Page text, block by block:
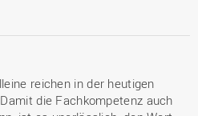
reichen in der heutigen
die Fachkompetenz auch